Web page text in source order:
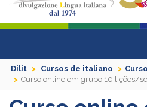
Dilit
Cursos de italiano
Curso online em grupo 10 lições/